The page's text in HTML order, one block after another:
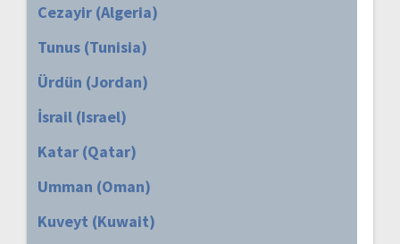
Cezayir (Algeria)
Tunus (Tunisia)
Ürdün (Jordan)
İsrail (Israel)
Katar (Qatar)
Umman (Oman)
Kuveyt (Kuwait)